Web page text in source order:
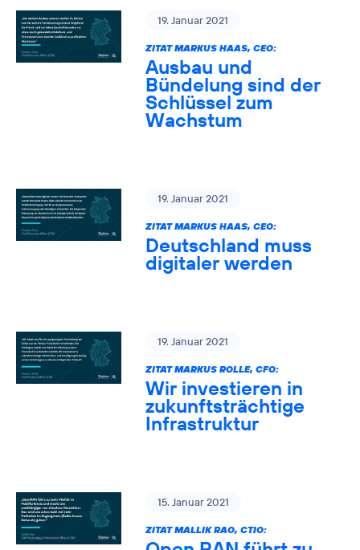
19. Januar 2021
ZITAT MARKUS HAAS, CEO:
Ausbau und
Bündelung sind der
Schlüssel zum
Wachstum
19. Januar 2021
ZITAT MARKUS HAAS, CEO:
Deutschland muss
digitaler werden
19. Januar 2021
ZITAT MARKUS ROLLE, CFO:
Wir investieren in
zukunftsträchtige
Infrastruktur
15. Januar 2021
ZITAT MALLIK RAO, CTIO: